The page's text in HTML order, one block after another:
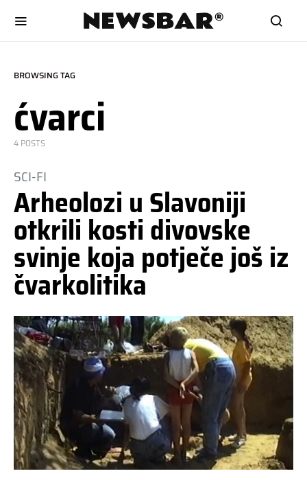
BROWSING TAG
ćvarci
4 POSTS
SCI-FI
Arheolozi u Slavoniji
otkrili kosti divovske
svinje koja potječe još iz
čvarkolitika